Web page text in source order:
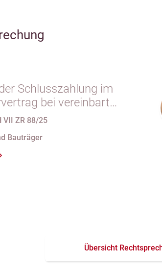
Schlusszahlung im
bei vereinbarter
vollständiger
festgehaltener
Sondereigentum
VII ZR 88/25
Bauträger
Übersicht